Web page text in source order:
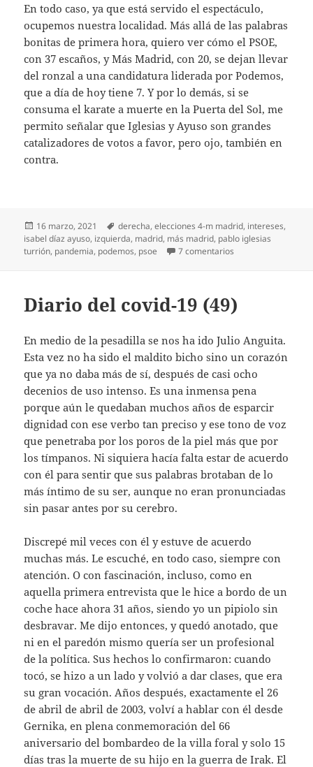
En todo caso, ya que está servido el espectáculo,
ocupemos nuestra localidad. Más allá de las palabras
bonitas de primera hora, quiero ver cómo el PSOE,
con 37 escaños, y Más Madrid, con 20, se dejan llevar
del ronzal a una candidatura liderada por Podemos,
que a día de hoy tiene 7. Y por lo demás, si se
consuma el karate a muerte en la Puerta del Sol, me
permito señalar que Iglesias y Ayuso son grandes
catalizadores de votos a favor, pero ojo, también en
contra.
Publicado
el
16 marzo, 2021 Etiquetas
derecha,elecciones 4-m madrid, intereses,
isabel díaz ayuso, izquierda, madrid, más madrid, pablo iglesias
turrión, pandemia, podemos, psoe 7 comentarios
Diario del covid-19 (49)
En medio de la pesadilla se nos ha ido Julio Anguita.
Esta vez no ha sido el maldito bicho sino un corazón
que ya no daba más de sí, después de casi ocho
decenios de uso intenso. Es una inmensa pena
porque aún le quedaban muchos años de esparcir
dignidad con ese verbo tan preciso y ese tono de voz
que penetraba por los poros de la piel más que por
los tímpanos. Ni siquiera hacía falta estar de acuerdo
con él para sentir que sus palabras brotaban de lo
más íntimo de su ser, aunque no eran pronunciadas
sin pasar antes por su cerebro.
Discrepé mil veces con él y estuve de acuerdo
muchas más. Le escuché, en todo caso, siempre con
atención. O con fascinación, incluso, como en
aquella primera entrevista que le hice a bordo de un
coche hace ahora 31 años, siendo yo un pipiolo sin
desbravar. Me dijo entonces, y quedó anotado, que
ni en el paredón mismo quería ser un profesional
de la política. Sus hechos lo confirmaron: cuando
tocó, se hizo a un lado y volvió a dar clases, que era
su gran vocación. Años después, exactamente el 26
de abril de abril de 2003, volví a hablar con él desde
Gernika, en plena conmemoración del 66
aniversario del bombardeo de la villa foral y solo 15
días tras la muerte de su hijo en la guerra de Irak. El